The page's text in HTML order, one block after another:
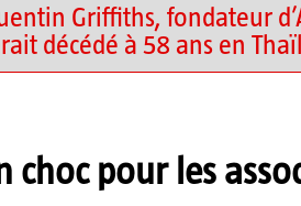
Griffiths, fondateur
décédé à 58 ans en
choc pour les